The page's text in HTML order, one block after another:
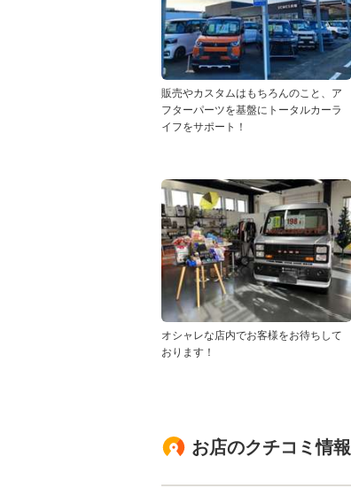
販売やカスタムはもちろんのこと、ア
フターパーツを基盤にトータルカーラ
イフをサポート！
オシャレな店内でお客様をお待ちして
おります！
お店のクチコミ情報